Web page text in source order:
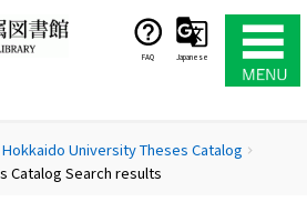
FAQ Japanese
Hokkaido University Theses Catalog chevron_right
Catalog Search results